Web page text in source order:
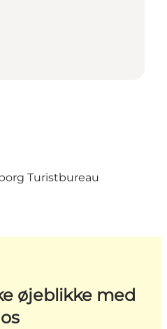
Turistbureau
øjeblikke med
os